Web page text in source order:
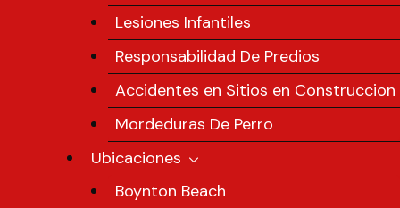
Lesiones Infantiles
Responsabilidad De Predios
Accidentes en Sitios en Construccion
Mordeduras De Perro
Ubicaciones
Boynton Beach